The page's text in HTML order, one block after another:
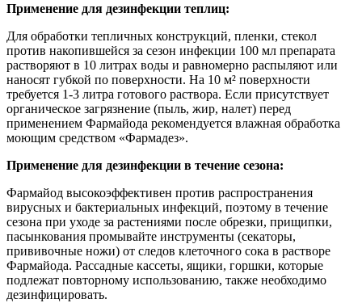
Применение для дезинфекции теплиц:
Для обработки тепличных конструкций, пленки, стекол
против накопившейся за сезон инфекции 100 мл препарата
растворяют в 10 литрах воды и равномерно распыляют или
наносят губкой по поверхности. На 10 м² поверхности
требуется 1-3 литра готового раствора. Если присутствует
органическое загрязнение (пыль, жир, налет) перед
применением Фармайода рекомендуется влажная обработка
моющим средством «Фармадез».
Применение для дезинфекции в течение сезона:
Фармайод высокоэффективен против распространения
вирусных и бактериальных инфекций, поэтому в течение
сезона при уходе за растениями после обрезки, прищипки,
пасынкования промывайте инструменты (секаторы,
прививочные ножи) от следов клеточного сока в растворе
Фармайода. Рассадные кассеты, ящики, горшки, которые
подлежат повторному использованию, также необходимо
дезинфицировать.